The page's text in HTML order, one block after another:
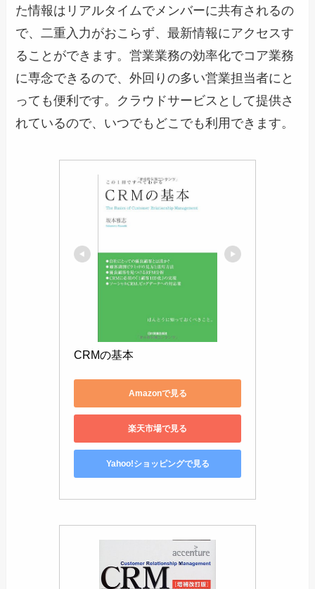
た情報はリアルタイムでメンバーに共有されるの
で、二重入力がおこらず、最新情報にアクセスす
ることができます。営業業務の効率化でコア業務
に専念できるので、外回りの多い営業担当者にと
っても便利です。クラウドサービスとして提供さ
れているので、いつでもどこでも利用できます。
CRMの基本
Amazonで見る
楽天市場で見る
Yahoo!ショッピングで見る